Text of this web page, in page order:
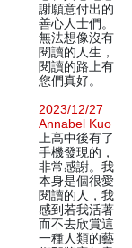
謝願意付出的
善心人士們。
無法想像沒有
閱讀的人生，
閱讀的路上有
您們真好。
2023/12/27
Annabel Kuo
上高中後有了
手機發現的，
非常感謝。我
本身是個很愛
閱讀的人，我
感到若我活著
而不去欣賞這
一種人類的藝